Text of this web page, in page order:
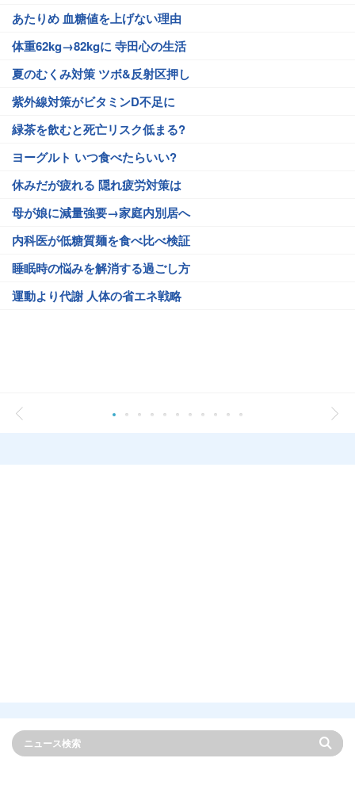
あたりめ 血糖値を上げない理由
体重62kg→82kgに 寺田心の生活
夏のむくみ対策 ツボ&反射区押し
紫外線対策がビタミンD不足に
緑茶を飲むと死亡リスク低まる?
ヨーグルト いつ食べたらいい?
休みだが疲れる 隠れ疲労対策は
母が娘に減量強要→家庭内別居へ
内科医が低糖質麺を食べ比べ検証
睡眠時の悩みを解消する過ごし方
運動より代謝 人体の省エネ戦略